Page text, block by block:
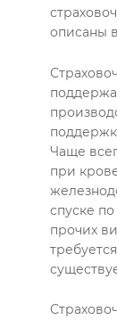
описаны в
Чаще
при
спуске
прочих